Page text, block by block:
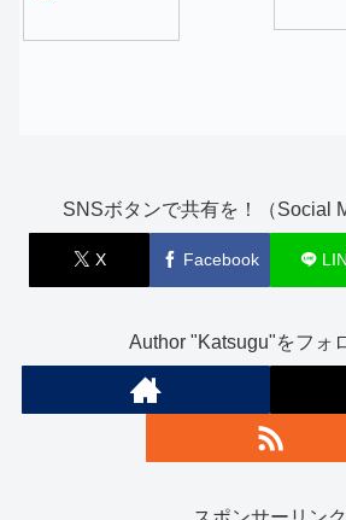
SNSボタンで共有を！（Social
X Facebook
Author "Katsugu"をフォ